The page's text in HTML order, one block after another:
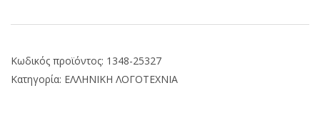
Κωδικός προϊόντος: 1348-25327
Κατηγορία: ΕΛΛΗΝΙΚΗ ΛΟΓΟΤΕΧΝΙΑ